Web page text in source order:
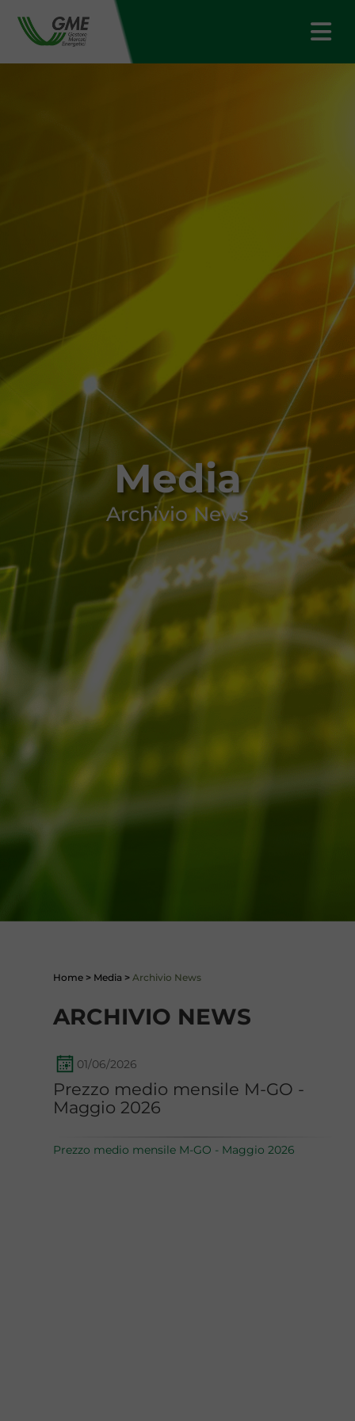
Media
Archivio News
Home > Media > Archivio News
ARCHIVIO NEWS
01/06/2026
Prezzo medio mensile M-GO -
Maggio 2026
Prezzo medio mensile M-GO - Maggio 2026